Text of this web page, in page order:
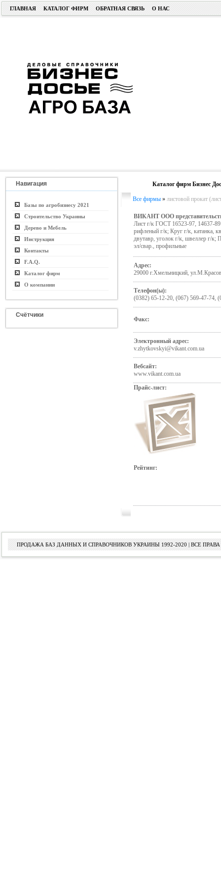
ГЛАВНАЯ КАТАЛОГ ФИРМ ОБРАТНАЯ СВЯЗЬ О НАС
Навигация
Базы по агробизнесу 2021
Строительство Украины
Дерево и Мебель
Инструкция
Контакты
F.A.Q.
Каталог фирм
О компании
Счётчики
Каталог фирм Бизнес
Все фирмы » листовой прокат
ВИКАНТ ООО
Лист г/к ГОСТ 16523-97, 14637-
рифленый г/к; Круг г/к, катанка,
двутавр, уголок г/к, швеллер г/
эл/свар., профильные
Адрес:
29000 г.Хмельницкий,
Телефон(ы):
(0382) 65-12-20, (067) 569-47-74,
Факс:
Электронный адрес:
v.zhytkovskyi@vikant.com.ua
Вебсайт:
www.vikant.com.ua
Прайс-лист:
Рейтинг:
ПРОДАЖА БАЗ ДАННЫХ И СПРАВОЧНИКОВ УКРАИНЫ 1992-2020 | ВСЕ